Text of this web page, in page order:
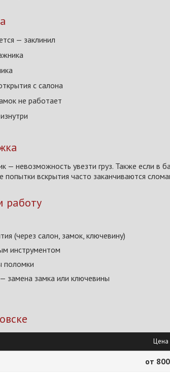
— заклинил
с салона
не работает
— невозможность увезти груз. Также если в
попытки вскрытия часто заканчиваются
работу
(через салон, замок, ключевину)
инструментом
поломки
замена замка или ключевины
Цена
от